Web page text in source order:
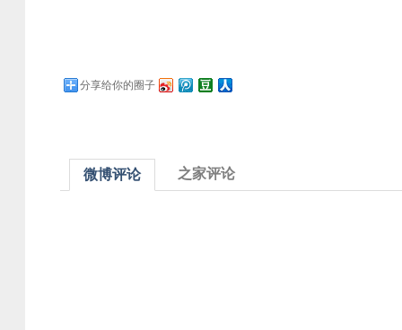
分享给你的圈子
微博评论 之家评论